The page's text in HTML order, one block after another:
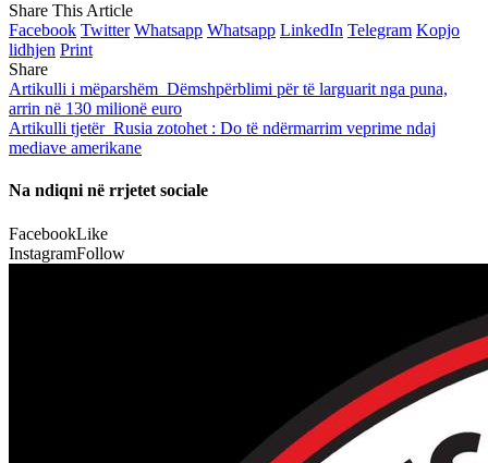
Share This Article
Facebook Twitter Whatsapp Whatsapp LinkedIn Telegram Kopjo
lidhjen Print
Share
Artikulli i mëparshëm Dëmshpërblimi për të larguarit nga puna,
arrin në 130 milionë euro
Artikulli tjetër Rusia zotohet : Do të ndërmarrim veprime ndaj
mediave amerikane
Na ndiqni në rrjetet sociale
FacebookLike
InstagramFollow